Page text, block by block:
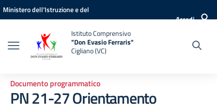
Vai ai contenuti
Vai al menu di navigazione
Vai al footer
Ministero dell'Istruzione e del
Accedi
Istituto Comprensivo
"Don Evasio Ferraris"
Cigliano (VC)
Documento programmatico
PN 21-27 Orientamento